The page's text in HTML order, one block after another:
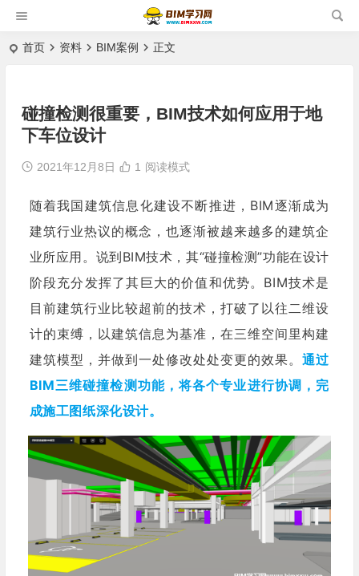
首页 资料 BIM案例 正文
碰撞检测很重要，BIM技术如何应用于地
下车位设计
2021年12月8日 1 阅读模式
随着我国建筑信息化建设不断推进，BIM逐渐成为
建筑行业热议的概念，也逐渐被越来越多的建筑企
业所应用。说到BIM技术，其“碰撞检测”功能在设计
阶段充分发挥了其巨大的价值和优势。BIM技术是
目前建筑行业比较超前的技术，打破了以往二维设
计的束缚，以建筑信息为基准，在三维空间里构建
建筑模型，并做到一处修改处处变更的效果。通过
BIM三维碰撞检测功能，将各个专业进行协调，完
成施工图纸深化设计。